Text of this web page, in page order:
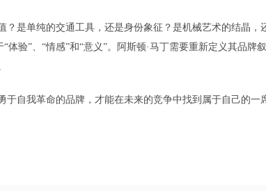
是单纯的交通工具，还是身份象征？是机械艺术的结晶，
验”、“情感”和“意义”。阿斯顿·马丁需要重新定义其品牌叙
自我革命的品牌，才能在未来的竞争中找到属于自己的一